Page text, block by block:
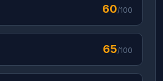
60/100
65/100